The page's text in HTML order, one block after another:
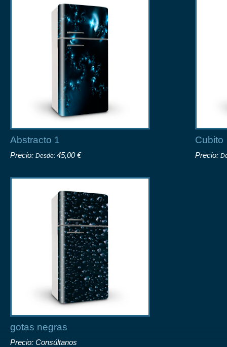
Abstracto 1
Precio: Desde: 45,00 €
Cubito
Precio:
gotas negras
Precio: Consúltanos